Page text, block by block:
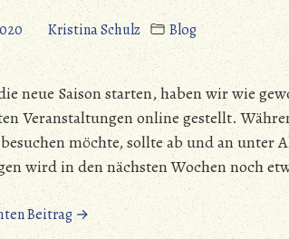
Kristina Schulz Blog
neue Saison starten, haben wir wie
Veranstaltungen online gestellt.
möchte, sollte ab und an unter
wird in den nächsten Wochen noch
Beitrag →„Rückblick